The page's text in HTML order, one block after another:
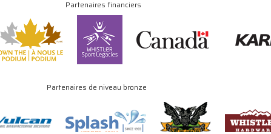
Partenaires financiers
Partenaires de niveau bronze